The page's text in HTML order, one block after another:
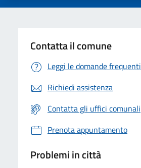
Contatta il comune
Leggi le domande frequenti
Richiedi assistenza
Contatta gli uffici comunali
Prenota appuntamento
Problemi in città